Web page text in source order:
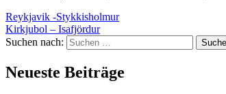
Reykjavik -Stykkisholmur
Kirkjubol – Isafjördur
Suchen nach:
Neueste Beiträge